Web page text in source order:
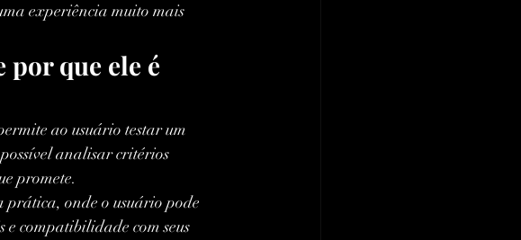
experiência muito mais
por que ele é
ao usuário testar um
analisar critérios
promete.
prática, onde o usuário pode
compatibilidade com seus